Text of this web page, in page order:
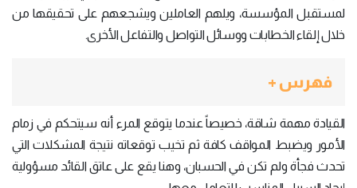
لمستقبل المؤسسة، ويلهم العاملين ويشجعهم على تحقيقها من
خلال إلقاء الخطابات ووسائل التواصل والتفاعل الأخرى.
فهرس +
القيادة مهمة شاقة، خصيصاً عندما يتوقع المرء أنه سيتحكم في زمام
الأمور ويضبط المواقف كافة ثم تخيب توقعاته نتيجة المشكلات التي
تحدث فجأة ولم تكن في الحسبان، وهنا يقع على عاتق القائد مسؤولية